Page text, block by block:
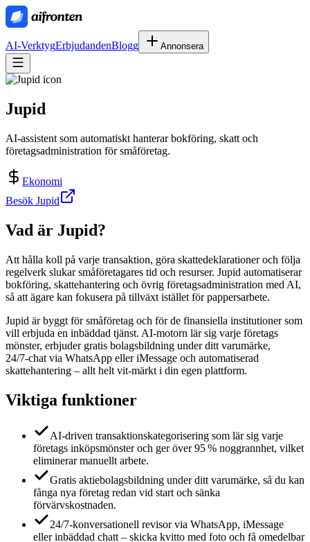
AI-VerktygErbjudandenBlogg Annonsera
Jupid
AI-assistent som automatiskt hanterar bokföring, skatt och
företagsadministration för småföretag.
Ekonomi
Besök Jupid
Vad är Jupid?
Att hålla koll på varje transaktion, göra skattedeklarationer och följa
regelverk slukar småföretagares tid och resurser. Jupid automatiserar
bokföring, skattehantering och övrig företagsadministration med AI,
så att ägare kan fokusera på tillväxt istället för pappersarbete.
Jupid är byggt för småföretag och för de finansiella institutioner som
vill erbjuda en inbäddad tjänst. AI‑motorn lär sig varje företags
mönster, erbjuder gratis bolagsbildning under ditt varumärke,
24/7‑chat via WhatsApp eller iMessage och automatiserad
skattehantering – allt helt vit‑märkt i din egen plattform.
Viktiga funktioner
AI‑driven transaktionskategorisering som lär sig varje
företags inköpsmönster och ger över 95 % noggrannhet, vilket
eliminerar manuellt arbete.
Gratis aktiebolagsbildning under ditt varumärke, så du kan
fånga nya företag redan vid start och sänka
förvärvskostnaden.
24/7‑konversationell revisor via WhatsApp, iMessage
eller inbäddad chatt – skicka kvitto med foto och få omedelbar